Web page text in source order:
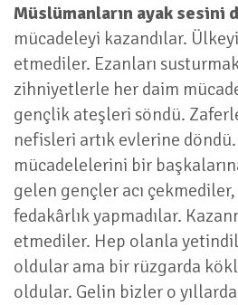
Müslümanların ayak sesini
mücadeleyi kazandılar.
etmediler. Ezanları
zihniyetlerle her daim
gençlik ateşleri söndü.
nefisleri artık evlerine
mücadelelerini bir
gelen gençler acı
fedakârlık yapmadılar.
etmediler. Hep olanla
oldular ama bir rüzgarda
oldular. Gelin bizler o